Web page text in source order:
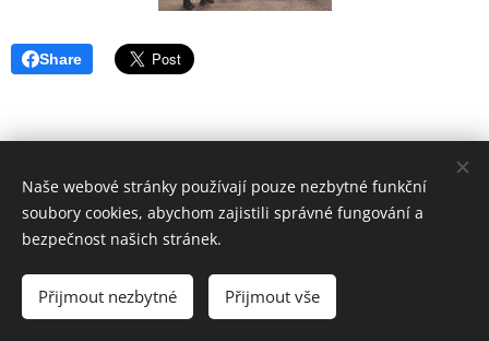
Share
ZUŠ VYŠKOV
Základní umělecká škola Vyškov,
příspěvková organizace
Naše webové stránky používají pouze nezbytné funkční
soubory cookies, abychom zajistili správné fungování a
bezpečnost našich stránek.
Přijmout nezbytné Přijmout vše